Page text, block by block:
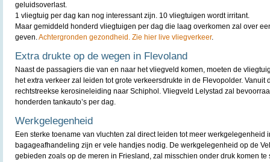
geluidsoverlast.
1 vliegtuig per dag kan nog interessant zijn. 10 vliegtuigen wordt irritant.
Maar gemiddeld honderd vliegtuigen per dag die laag overkomen zal over
geven.Achtergronden gezondheid. Zie hier live vliegverkeer.
Extra drukte op de wegen in Flevoland
Naast de passagiers die van en naar het vliegveld komen, moeten de
het extra verkeer zal leiden tot grote verkeersdrukte in de Flevopolder. Vanuit
rechtstreekse kerosineleiding naar Schiphol. Vliegveld Lelystad zal
honderden tankauto’s per dag.
Werkgelegenheid
Een sterke toename van vluchten zal direct leiden tot meer werkgelegenheid
bagageafhandeling zijn er vele handjes nodig. De werkgelegenheid op de
gebieden zoals op de meren in Friesland, zal misschien onder druk komen te